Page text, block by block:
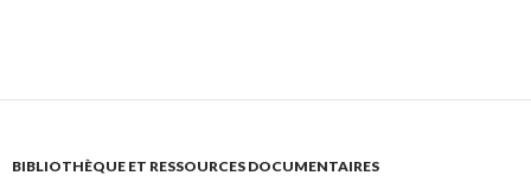
BIBLIOTHÈQUE ET RESSOURCES DOCUMENTAIRES